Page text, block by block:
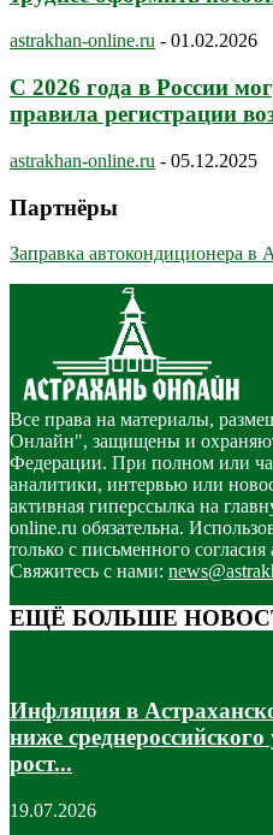
astrakhan-online.ru - 01.02.2026
С 2026 года в России
правила регистрации
astrakhan-online.ru - 05.12.2025
Партнёры
Заправка автокондиционера в
Все права на материалы,
Онлайн", защищены и
Федерации. При полном или
аналитики, интервью или
активная гиперссылка на
online.ru обязательна.
только с письменного
Свяжитесь с нами:
ЕЩЁ БОЛЬШЕ
Инфляция в
ниже
рост...
19.07.2026